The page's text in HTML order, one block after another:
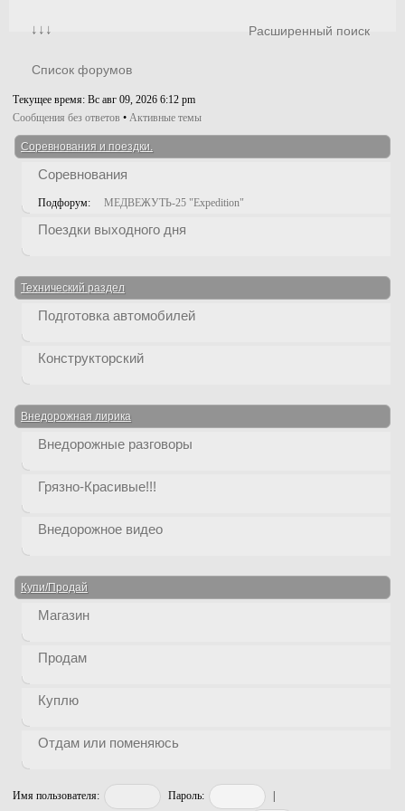
↓↓↓ Расширенный поиск
Список форумов
Текущее время: Вс авг 09, 2026 6:12 pm
Сообщения без ответов • Активные темы
Соревнования и поездки.
Соревнования
Подфорум: МЕДВЕЖУТЬ-25 "Expedition"
Поездки выходного дня
Технический раздел
Подготовка автомобилей
Конструкторский
Внедорожная лирика
Внедорожные разговоры
Грязно-Красивые!!!
Внедорожное видео
Купи/Продай
Магазин
Продам
Куплю
Отдам или поменяюсь
Имя пользователя: Пароль: |